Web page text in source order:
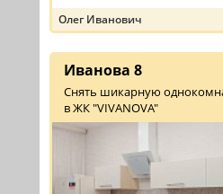
Олег Иванович
Иванова 8
Снять шикарную
в ЖК "VIVANOVA"